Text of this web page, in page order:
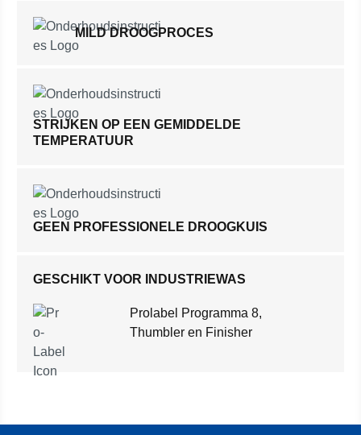
MILD DROOGPROCES
STRIJKEN OP EEN GEMIDDELDE
TEMPERATUUR
GEEN PROFESSIONELE DROOGKUIS
GESCHIKT VOOR INDUSTRIEWAS
Prolabel Programma 8,
Thumbler en Finisher